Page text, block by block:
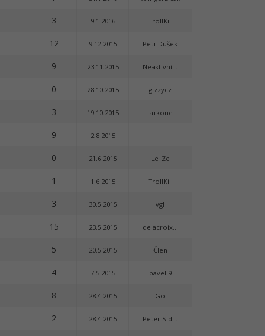
3 9.1.2016 TrollKill
12 9.12.2015 Petr Dušek
9 23.11.2015 Neaktivní...
0 28.10.2015 gizzycz
3 19.10.2015 larkone
9 2.8.2015
0 21.6.2015 Le_Ze
1 1.6.2015 TrollKill
3 30.5.2015 vgl
15 23.5.2015 delacroix...
5 20.5.2015 Člen
4 7.5.2015 pavell9
8 28.4.2015 Go
2 28.4.2015 Peter Sid...